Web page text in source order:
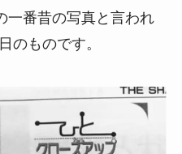
一番昔の写真と言われ
のものです。